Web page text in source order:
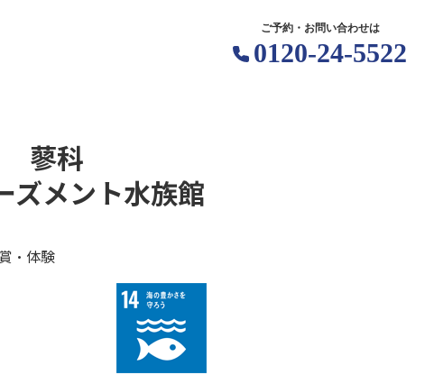
ご予約・お問い合わせは
0120-24-5522
蓼科
ズメント水族館
・体験